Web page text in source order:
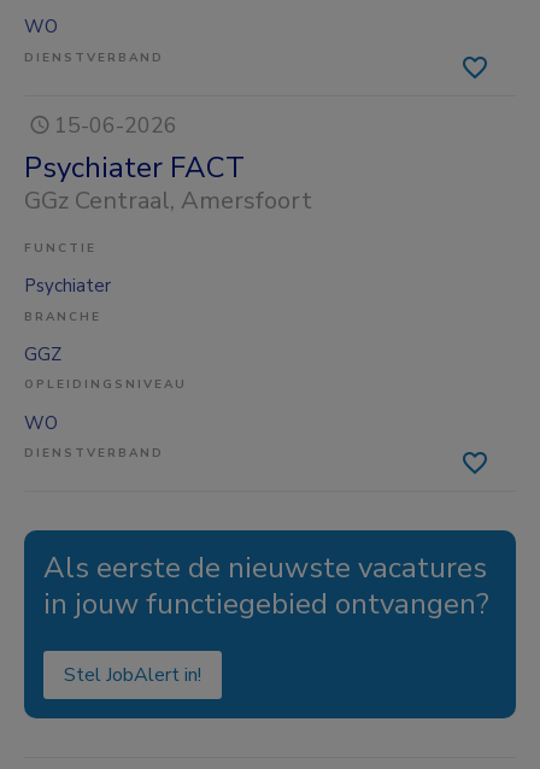
WO
DIENSTVERBAND
15-06-2026
Psychiater FACT
GGz Centraal, Amersfoort
FUNCTIE
Psychiater
BRANCHE
GGZ
OPLEIDINGSNIVEAU
WO
DIENSTVERBAND
Als eerste de nieuwste vacatures
in jouw functiegebied ontvangen?
Stel JobAlert in!